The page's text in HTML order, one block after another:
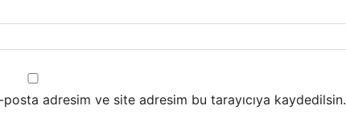
adresim ve site adresim bu tarayıcıya kaydedilsin.